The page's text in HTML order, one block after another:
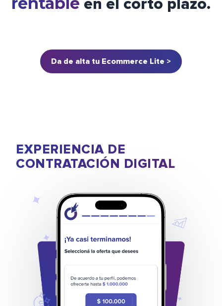
en el corto plazo.
Da de alta tu Ecommerce Lite >
EXPERIENCIA DE
CONTRATACIÓN DIGITAL
Formalización del préstamo online con
validez legal.
Confirmación de crédito
Validación automática de la operación y
comunicación inmediata al cliente.